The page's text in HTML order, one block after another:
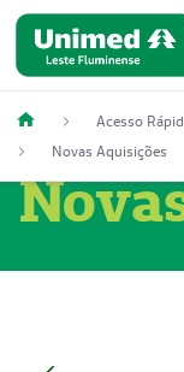
Acesso
Novas Aquisições